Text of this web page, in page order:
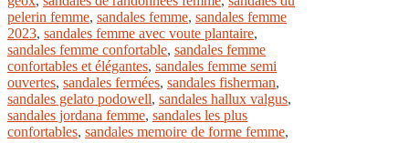
pelerin femme, sandales femme, sandales femme
2023, sandales femme avec voute plantaire,
sandales femme confortable, sandales femme
confortables et élégantes, sandales femme semi
ouvertes, sandales fermées, sandales fisherman,
sandales gelato podowell, sandales hallux valgus,
sandales jordana femme, sandales les plus
confortables, sandales memoire de forme femme,